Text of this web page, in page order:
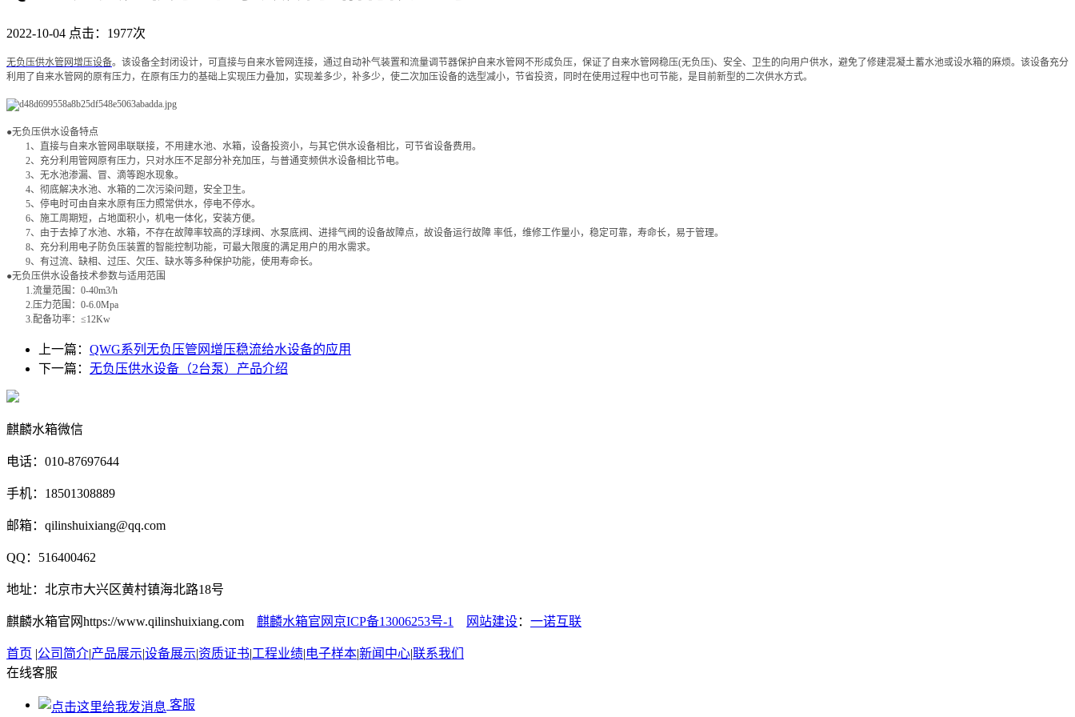
2022-10-04 点击：1977次
无负压供水管网增压设备。该设备全封闭设计，可直接与自来水管网连接，通过自动补气装置和流量调节器保护自来水管网不形成负压，保证了自来水管网稳压(无负压)、安全、卫生的向用户供水，避免了修建混凝土蓄水池或设水箱的麻烦。该设备充分
利用了自来水管网的原有压力，在原有压力的基础上实现压力叠加，实现差多少，补多少，使二次加压设备的选型减小，节省投资，同时在使用过程中也可节能，是目前新型的二次供水方式。
●无负压供水设备特点
1、直接与自来水管网串联联接，不用建水池、水箱，设备投资小，与其它供水设备相比，可节省设备费用。
2、充分利用管网原有压力，只对水压不足部分补充加压，与普通变频供水设备相比节电。
3、无水池渗漏、冒、滴等跑水现象。
4、彻底解决水池、水箱的二次污染问题，安全卫生。
5、停电时可由自来水原有压力照常供水，停电不停水。
6、施工周期短，占地面积小，机电一体化，安装方便。
7、由于去掉了水池、水箱，不存在故障率较高的浮球阀、水泵底阀、进排气阀的设备故障点，故设备运行故障 率低，维修工作量小，稳定可靠，寿命长，易于管理。
8、充分利用电子防负压装置的智能控制功能，可最大限度的满足用户的用水需求。
9、有过流、缺相、过压、欠压、缺水等多种保护功能，使用寿命长。
●无负压供水设备技术参数与适用范围
1.流量范围：0-40m3/h
2.压力范围：0-6.0Mpa
3.配备功率：≤12Kw
上一篇： QWG系列无负压管网增压稳流给水设备的应用
下一篇： 无负压供水设备（2台泵）产品介绍
麒麟水箱微信
电话：010-87697644
手机：18501308889
邮箱：qilinshuixiang@qq.com
QQ：516400462
地址：北京市大兴区黄村镇海北路18号
麒麟水箱官网https://www.qilinshuixiang.com 麒麟水箱官网京ICP备13006253号-1 网站建设： 一诺互联
首页 |公司简介|产品展示|设备展示|资质证书|工程业绩|电子样本|新闻中心|联系我们
在线客服
客服